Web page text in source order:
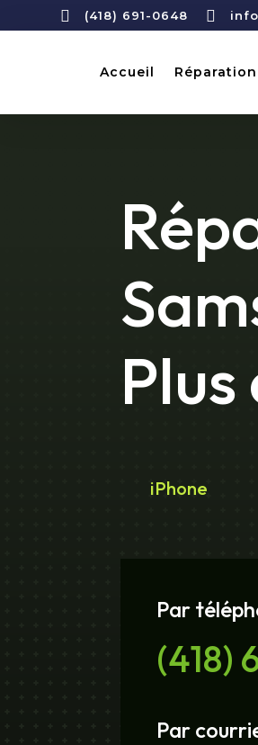
 (418) 691-0648 
Accueil Réparation
iPhone
Par
(418)
Par